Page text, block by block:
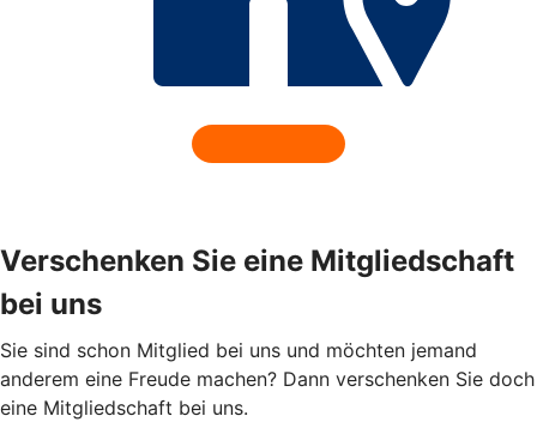
Verschenken Sie eine Mitgliedschaft
bei uns
Sie sind schon Mitglied bei uns und möchten jemand
anderem eine Freude machen? Dann verschenken Sie doch
eine Mitgliedschaft bei uns.